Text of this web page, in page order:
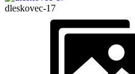
dleskovec-17